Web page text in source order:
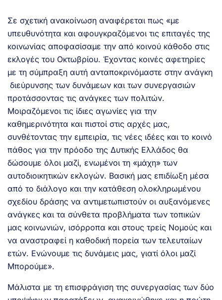
Σε σχετική ανακοίνωση αναφέρεται πως «με
υπευθυνότητα και αφουγκραζόμενοι τις επιταγές της
κοινωνίας αποφασίσαμε την από κοινού κάθοδο στις
εκλογές του Οκτωβρίου. Έχοντας κοινές αφετηρίες
με τη σύμπραξη αυτή ανταποκρινόμαστε στην ανάγκη
διεύρυνσης των δυνάμεων και των συνεργασιών
προτάσσοντας τις ανάγκες των πολιτών.
Μοιραζόμενοι τις ίδιες αγωνίες για την
καθημερινότητα και πιστοί στις αρχές μας,
συνθέτοντας την εμπειρία, τις νέες ιδέες και το κοινό
πάθος για την πρόοδο της Δυτικής Ελλάδος θα
δώσουμε όλοι μαζί, ενωμένοι τη «μάχη» των
αυτοδιοικητικών εκλογών. Βασική μας επιδίωξη μέσα
από το διάλογο και την κατάθεση ολοκληρωμένου
σχεδίου δράσης να αντιμετωπιστούν οι αυξανόμενες
ανάγκες και τα σύνθετα προβλήματα των τοπικών
μας κοινωνιών, ισόρροπα και στους τρείς Νομούς και
να αναστραφεί η καθοδική πορεία των τελευταίων
ετών. Ενώνουμε τις δυνάμεις μας, γιατί όλοι μαζί
Μπορούμε».
Μάλιστα με τη επισφράγιση της συνεργασίας των δύο